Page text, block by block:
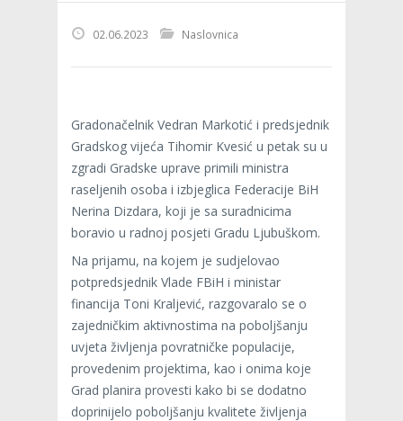
02.06.2023 Naslovnica
Gradonačelnik Vedran Markotić i predsjednik
Gradskog vijeća Tihomir Kvesić u petak su u
zgradi Gradske uprave primili ministra
raseljenih osoba i izbjeglica Federacije BiH
Nerina Dizdara, koji je sa suradnicima
boravio u radnoj posjeti Gradu Ljubuškom.
Na prijamu, na kojem je sudjelovao
potpredsjednik Vlade FBiH i ministar
financija Toni Kraljević, razgovaralo se o
zajedničkim aktivnostima na poboljšanju
uvjeta življenja povratničke populacije,
provedenim projektima, kao i onima koje
Grad planira provesti kako bi se dodatno
doprinijelo poboljšanju kvalitete življenja